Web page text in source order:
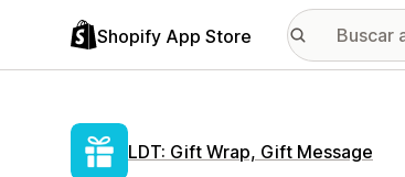
Shopify App Store
LDT: Gift Wrap, Gift Message